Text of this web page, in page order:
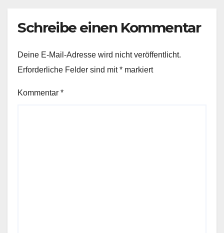
Schreibe einen Kommentar
Deine E-Mail-Adresse wird nicht veröffentlicht.
Erforderliche Felder sind mit* markiert
Kommentar *